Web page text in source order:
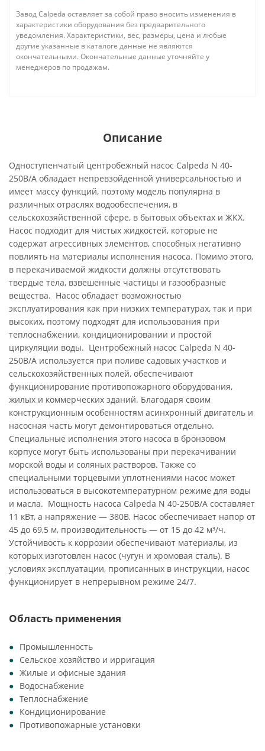
Завод Calpeda оставляет за собой право вносить изменения в
характеристики оборудования без предварительного
уведомления. Характеристики, вес, размеры, цена и любые
другие указанные в каталоге данные не являются
окончательными. Окончательные данные уточняйте у
менеджеров по продажам.
Описание
Одноступенчатый центробежный насос Calpeda N 40-
250B/A обладает непревзойденной универсальностью и
имеет массу функций, поэтому модель популярна в
различных отраслях водообеспечения, в
сельскохозяйственной сфере, в бытовых объектах и ЖКХ.
Насос подходит для чистых жидкостей, которые не
содержат агрессивных элементов, способных негативно
повлиять на материалы исполнения насоса. Помимо этого,
в перекачиваемой жидкости должны отсутствовать
твердые тела, взвешенные частицы и газообразные
вещества. Насос обладает возможностью
эксплуатирования как при низких температурах, так и при
высоких, поэтому подходят для использования при
теплоснабжении, кондиционировании и простой
циркуляции воды. Центробежный насос Calpeda N 40-
250B/A используется при поливе садовых участков и
сельскохозяйственных полей, обеспечивают
функционирование противопожарного оборудования,
жилых и коммерческих зданий. Благодаря своим
конструкционным особенностям асинхронный двигатель и
насосная часть могут демонтироваться отдельно.
Специальные исполнения этого насоса в бронзовом
корпусе могут быть использованы при перекачивании
морской воды и соляных растворов. Также со
специальными торцевыми уплотнениями насос может
использоваться в высокотемпературном режиме для воды
и масла. Мощность насоса Calpeda N 40-250B/A составляет
11 кВт, а напряжение — 380В. Насос обеспечивает напор от
45 до 69,5 м, производительность — от 15 до 42 м³/ч.
Устойчивость к коррозии обеспечивают материалы, из
которых изготовлен насос (чугун и хромовая сталь). В
условиях эксплуатации, прописанных в инструкции, насос
функционирует в непрерывном режиме 24/7.
Область применения
Промышленность
Сельское хозяйство и ирригация
Жилые и офисные здания
Водоснабжение
Теплоснабжение
Кондиционирование
Противопожарные установки